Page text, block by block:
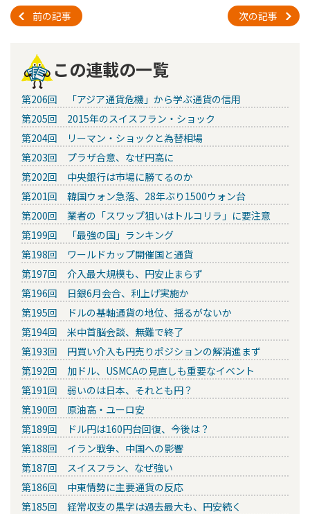
前の記事 次の記事
この連載の一覧
第206回 「アジア通貨危機」から学ぶ通貨の信用
第205回 2015年のスイスフラン・ショック
第204回 リーマン・ショックと為替相場
第203回 プラザ合意、なぜ円高に
第202回 中央銀行は市場に勝てるのか
第201回 韓国ウォン急落、28年ぶり1500ウォン台
第200回 業者の「スワップ狙いはトルコリラ」に要注意
第199回 「最強の国」ランキング
第198回 ワールドカップ開催国と通貨
第197回 介入最大規模も、円安止まらず
第196回 日銀6月会合、利上げ実施か
第195回 ドルの基軸通貨の地位、揺るがないか
第194回 米中首脳会談、無難で終了
第193回 円買い介入も円売りポジションの解消進まず
第192回 加ドル、USMCAの見直しも重要なイベント
第191回 弱いのは日本、それとも円？
第190回 原油高・ユーロ安
第189回 ドル円は160円台回復、今後は？
第188回 イラン戦争、中国への影響
第187回 スイスフラン、なぜ強い
第186回 中東情勢に主要通貨の反応
第185回 経常収支の黒字は過去最大も、円安続く